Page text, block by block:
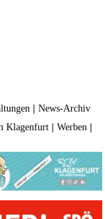
|News-Archiv
Klagenfurt |Werben |